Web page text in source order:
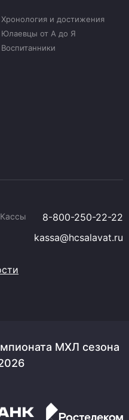
Хронология и достижения
Юлаевцы от А до Я
Воспитанники
Кассы
8-800-250-22-22
kassa@hcsalavat.ru
МХЛ сезона